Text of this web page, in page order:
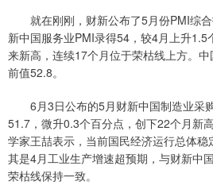
就在刚刚，财新公布了5月份PMI综
新中国服务业PMI录得54，较4月上升
来新高，连续17个月位于荣枯线上方。中
前值52.8。
6月3日公布的5月财新中国制造业采
51.7，微升0.3个百分点，创下22个月新
学家王喆表示，当前国民经济运行总体
其是4月工业生产增速超预期，与财新中
荣枯线保持一致。